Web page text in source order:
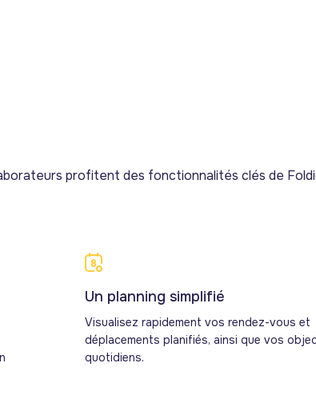
profitent des fonctionnalités clés de
Un planning simplifié
Visualisez rapidement vos rendez-vous et
déplacements planifiés, ainsi que vos
quotidiens.